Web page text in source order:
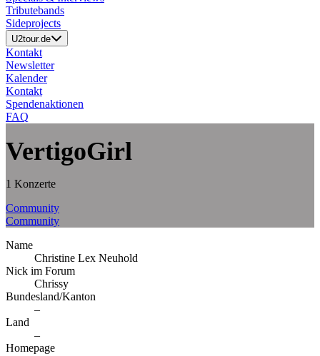
Tributebands
Sideprojects
U2tour.de
Kontakt
Newsletter
Kalender
Kontakt
Spendenaktionen
FAQ
VertigoGirl
1 Konzerte
Community
Community
Name
Christine Lex Neuhold
Nick im Forum
Chrissy
Bundesland/Kanton
–
Land
–
Homepage